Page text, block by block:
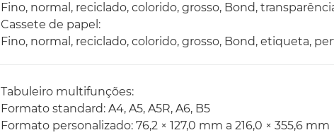
Fino, normal, reciclado, colorido, grosso, Bond,
Cassete de papel:
Fino, normal, reciclado, colorido, grosso, Bond, etiqueta,
Tabuleiro multifunções:
Formato standard: A4, A5, A5R, A6, B5
Formato personalizado: 76,2 × 127,0 mm a 216,0 × 355,6 mm